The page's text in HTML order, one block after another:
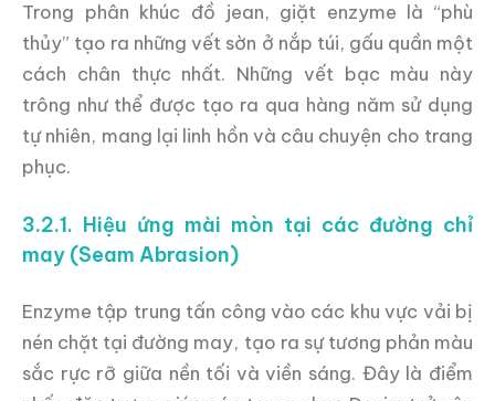
Trong phân khúc đồ jean, giặt enzyme là “phù
thủy” tạo ra những vết sờn ở nắp túi, gấu quần một
cách chân thực nhất. Những vết bạc màu này
trông như thể được tạo ra qua hàng năm sử dụng
tự nhiên, mang lại linh hồn và câu chuyện cho trang
phục.
3.2.1. Hiệu ứng mài mòn tại các đường chỉ
may (Seam Abrasion)
Enzyme tập trung tấn công vào các khu vực vải bị
nén chặt tại đường may, tạo ra sự tương phản màu
sắc rực rỡ giữa nền tối và viền sáng. Đây là điểm